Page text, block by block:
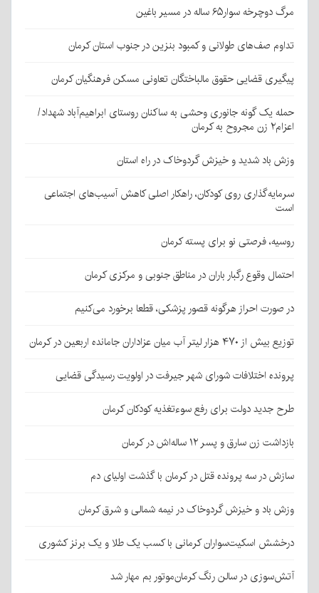
مرگ دوچرخه سوار۶۵ ساله در مسیر باغین
تداوم صف‌های طولانی و کمبود بنزین در جنوب استان کرمان
پیگیری قضایی حقوق مالباختگان تعاونی مسکن فرهنگیان کرمان
حمله یک گونه جانوری وحشی به ساکنان روستای ابراهیم‌آباد شهداد/
اعزام۲ زن مجروح به کرمان
وزش باد شدید و خیزش گردوخاک در راه استان
سرمایه‌گذاری روی کودکان، راهکار اصلی کاهش آسیب‌های اجتماعی
است
روسیه، فرصتی نو برای پسته کرمان
احتمال وقوع رگبار باران در مناطق جنوبی و مرکزی کرمان
در صورت احراز هرگونه قصور پزشکی، قطعا برخورد می‌کنیم
توزیع بیش از ۴۷۰ هزار لیتر آب میان عزاداران جامانده اربعین در کرمان
پرونده اختلافات شورای شهر جیرفت در اولویت رسیدگی قضایی
طرح جدید دولت برای رفع سوءتغذیه کودکان کرمان
بازداشت زن سارق و پسر ۱۲ ساله‌اش در کرمان
سازش در سه پرونده قتل در کرمان با گذشت اولیای دم
وزش باد و خیزش گردوخاک در نیمه شمالی و شرق کرمان
درخشش اسکیت‌سواران کرمانی با کسب یک طلا و یک برنز کشوری
آتش‌سوزی در سالن رنگ کرمان‌موتور بم مهار شد